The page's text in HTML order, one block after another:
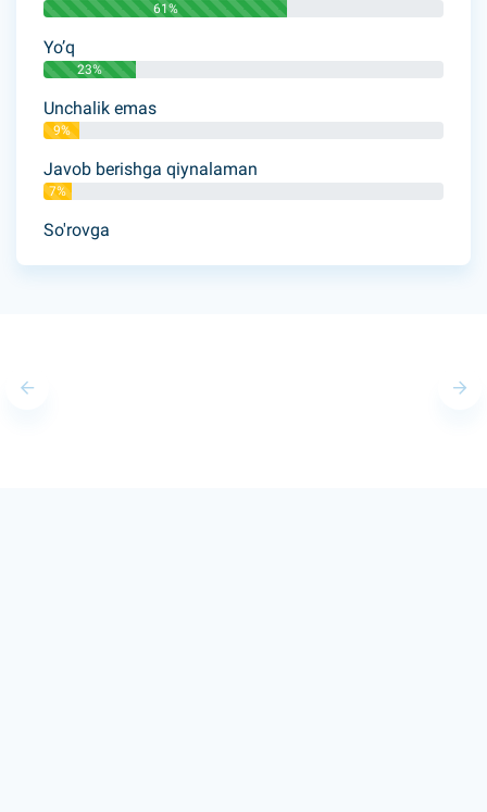
61%
Yo’q
23%
Unchalik emas
9%
Javob berishga qiynalaman
7%
So'rovga